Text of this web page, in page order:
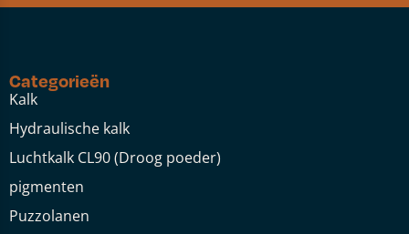
Categorieën
Kalk
Hydraulische kalk
Luchtkalk CL90 (Droog poeder)
pigmenten
Puzzolanen